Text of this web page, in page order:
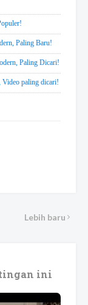
Paling Baru!
Paling Dicari!
Video paling dicari!
Lebih baru
ini